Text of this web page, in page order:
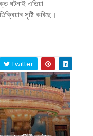
ঘটনাই এতিয়া
সৃষ্টি কৰিছে।
Twitter